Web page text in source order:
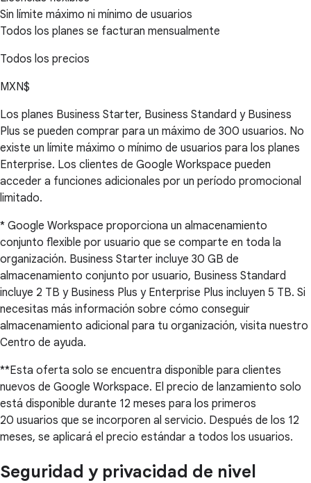
Sin límite máximo ni mínimo de usuarios
Todos los planes se facturan mensualmente
Todos los precios
MXN$
Los planes Business Starter, Business Standard y Business
Plus se pueden comprar para un máximo de 300 usuarios. No
existe un límite máximo o mínimo de usuarios para los planes
Enterprise. Los clientes de Google Workspace pueden
acceder a funciones adicionales por un período promocional
limitado.
* Google Workspace proporciona un almacenamiento
conjunto flexible por usuario que se comparte en toda la
organización. Business Starter incluye 30 GB de
almacenamiento conjunto por usuario, Business Standard
incluye 2 TB y Business Plus y Enterprise Plus incluyen 5 TB. Si
necesitas más información sobre cómo conseguir
almacenamiento adicional para tu organización, visita nuestro
Centro de ayuda.
**Esta oferta solo se encuentra disponible para clientes
nuevos de Google Workspace. El precio de lanzamiento solo
está disponible durante 12 meses para los primeros
20 usuarios que se incorporen al servicio. Después de los 12
meses, se aplicará el precio estándar a todos los usuarios.
Seguridad y privacidad de nivel